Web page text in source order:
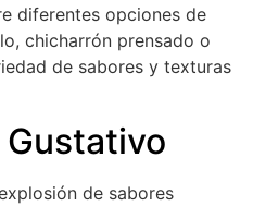
diferentes opciones de
chicharrón prensado o
de sabores y texturas
de sabores